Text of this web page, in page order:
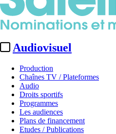
Audiovisuel
Production
Chaînes TV / Plateformes
Audio
Droits sportifs
Programmes
Les audiences
Plans de financement
Etudes / Publications